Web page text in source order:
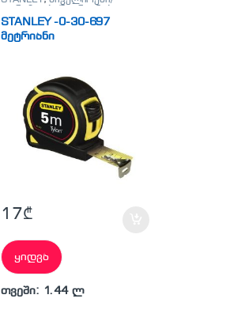
STANLEY -0-30-697
მეტრიანი
17₾
ყიდვა
თვეში: 1.44 ლ